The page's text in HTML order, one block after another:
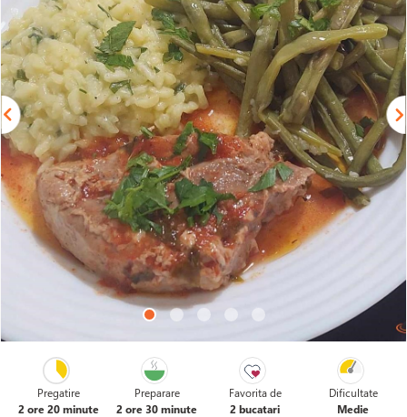
Pregatire
2 ore 20 minute
Preparare
2 ore 30 minute
Favorita de
2 bucatari
Dificultate
Medie